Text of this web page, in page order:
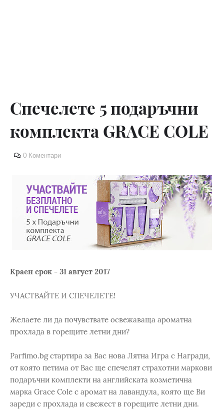
Спечелете 5 подаръчни
комплекта GRACE COLE
0 Коментари
Краен срок - 31 август 2017
УЧАСТВАЙТЕ И СПЕЧЕЛЕТЕ!
Желаете ли да почувствате освежаваща ароматна
прохлада в горещите летни дни?
Parfimo.bg стартира за Вас нова Лятна Игра с Награди,
от която петима от Вас ще спечелят страхотни маркови
подаръчни комплекти на английската козметична
марка Grace Cole с аромат на лавандула, която ще Ви
зареди с прохлада и свежест в горещите летни дни.